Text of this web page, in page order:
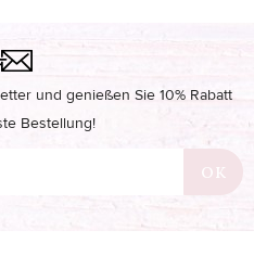
und genießen Sie 10% Rabatt
Bestellung!